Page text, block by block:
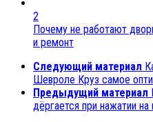
2
Почему не работают
и ремонт
Следующий материал
Шевроле Круз самое
Предыдущий материал
дёргается при нажатии на